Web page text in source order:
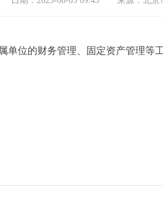
位的财务管理、固定资产管理等